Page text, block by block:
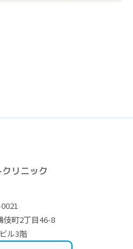
伎町2丁目46-8
ル3階